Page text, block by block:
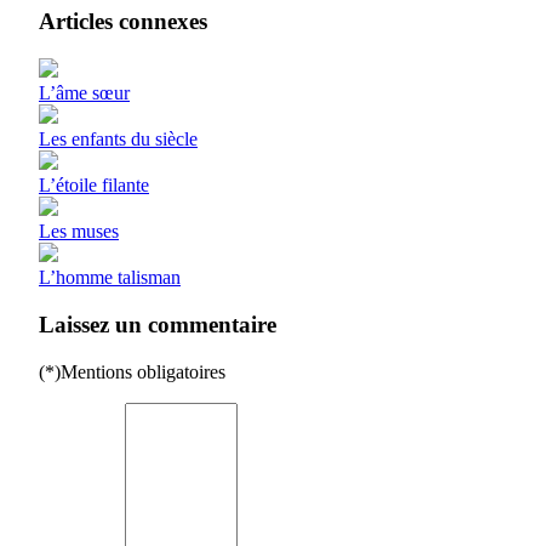
Articles connexes
L’âme sœur
Les enfants du siècle
L’étoile filante
Les muses
L’homme talisman
Laissez un commentaire
(*)Mentions obligatoires